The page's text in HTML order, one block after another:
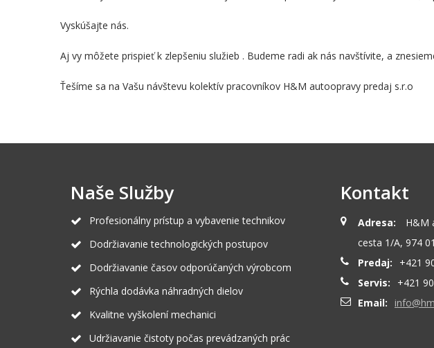
Vyskúšajte nás.
Aj vy môžete prispieť k zlepšeniu služieb . Budeme radi ak nás navštívite, a
Ťešíme sa na Vašu návštevu kolektív pracovníkov H&M autoopravy predaj s.r.o
Naše Služby
Profesionálny prístup a vybavenie technikov
Dodržiavanie technologických postupov
Dodržiavanie časov odporúčaných výrobcom
Rýchla dodávka náhradných dielov
Kvalitne vyškolení mechanici
Udržiavanie čistoty počas prevádzaných prác
Kontakt
Adresa:
H&M
cesta 1/A, 974
Predaj:
+421
Servis:
+421
Email: